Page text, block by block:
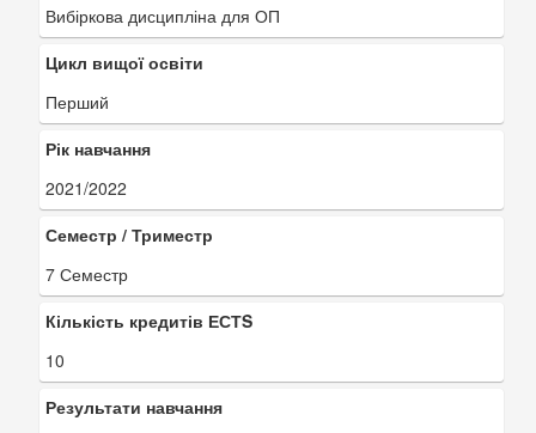
Вибіркова дисципліна для ОП
Цикл вищої освіти
Перший
Рік навчання
2021/2022
Семестр / Триместр
7 Семестр
Кількість кредитів ЕСТS
10
Результати навчання